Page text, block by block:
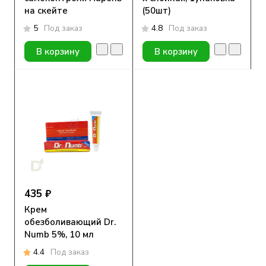
на скейте
5 Под заказ
В корзину
(50шт)
4.8 Под заказ
В корзину
435 ₽
Крем
обезболивающий Dr.
Numb 5%, 10 мл
4.4 Под заказ